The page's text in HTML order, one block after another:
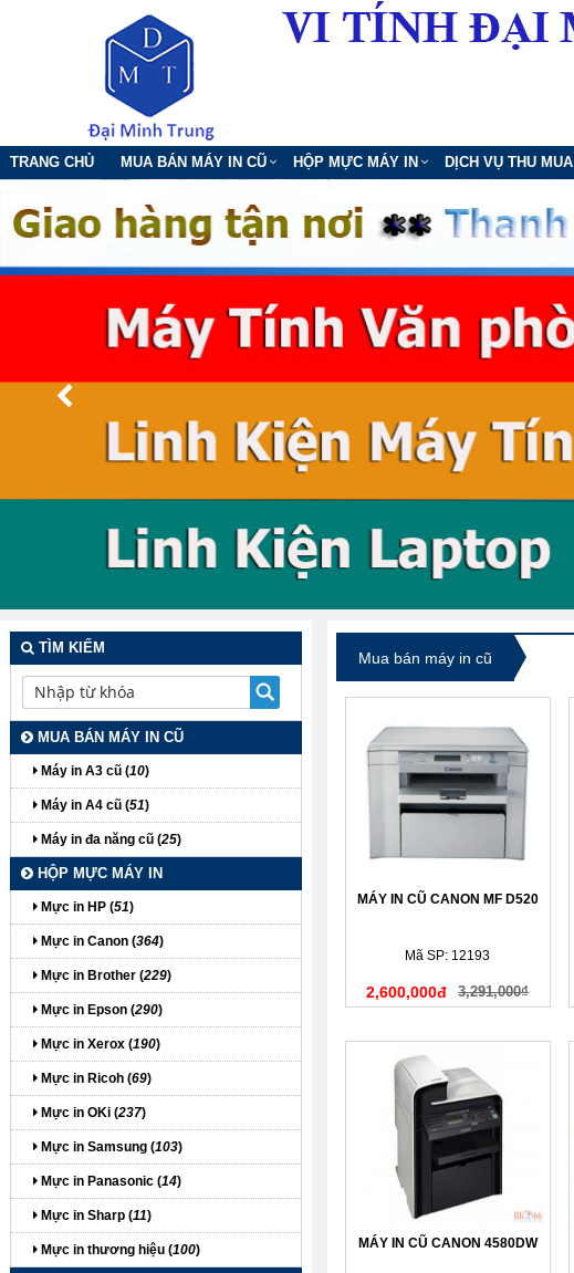
TRANG CHỦ MUA BÁN MÁY IN CŨ HỘP MỰC MÁY IN DỊCH VỤ THU MUA
Mua bán máy in cũ
MÁY IN CŨ CANON MF D520
Mã SP: 12193
2,600,000đ 3,291,000₫
MÁY IN CŨ CANON 4580DW
TÌM KIẾM
MUA BÁN MÁY IN CŨ
Máy in A3 cũ (10)
Máy in A4 cũ (51)
Máy in đa năng cũ (25)
HỘP MỰC MÁY IN
Mực in HP (51)
Mực in Canon (364)
Mực in Brother (229)
Mực in Epson (290)
Mực in Xerox (190)
Mực in Ricoh (69)
Mực in OKi (237)
Mực in Samsung (103)
Mực in Panasonic (14)
Mực in Sharp (11)
Mực in thương hiệu (100)